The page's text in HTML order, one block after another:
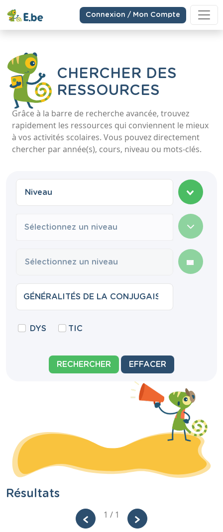
Connexion / Mon Compte
CHERCHER DES
RESSOURCES
Grâce à la barre de recherche avancée, trouvez
rapidement les ressources qui conviennent le mieux
à vos activités scolaires. Vous pouvez directement
chercher par année(s), cours, niveau ou mots-clés.
Sélectionnez un niveau
DYS TIC
RECHERCHER EFFACER
Résultats
1 / 1